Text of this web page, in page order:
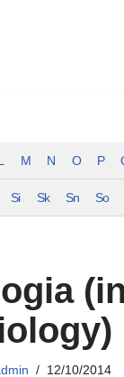
M N O P
Si Sk Sn So
12/10/2014